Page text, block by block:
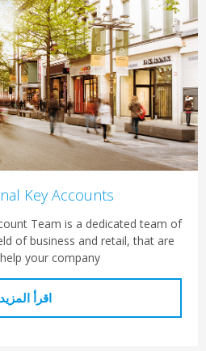
Key Accounts
Team is a dedicated team of
of business and retail, that are
help your company.
اقرأ المزيد